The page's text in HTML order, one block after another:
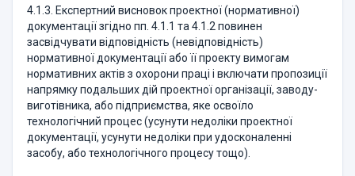
4.1.3. Експертний висновок проектної (нормативної)
документації згідно пп. 4.1.1 та 4.1.2 повинен
засвідчувати відповідність (невідповідність)
нормативної документації або її проекту вимогам
нормативних актів з охорони праці і включати пропозиції
напрямку подальших дій проектної організації, заводу-
виготівника, або підприємства, яке освоїло
технологічний процес (усунути недоліки проектної
документації, усунути недоліки при удосконаленні
засобу, або технологічного процесу тощо).